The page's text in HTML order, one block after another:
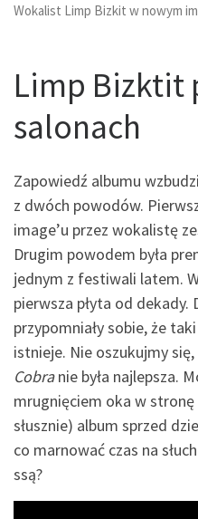
Wokalist Limp Bizkit w nowym
Limp Bizktit
salonach
Zapowiedź albumu
z dwóch powodów.
image’u przez wokalistę
Drugim powodem była
jednym z festiwali latem.
pierwsza płyta od dekady.
przypomniały sobie, że
istnieje. Nie oszukujmy
Cobranie była najlepsza.
mrugnięciem oka w
słusznie) album sprzed
co marnować czas na
ssą?